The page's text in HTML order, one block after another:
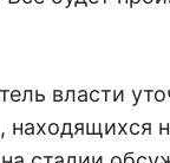
власти
находящихся